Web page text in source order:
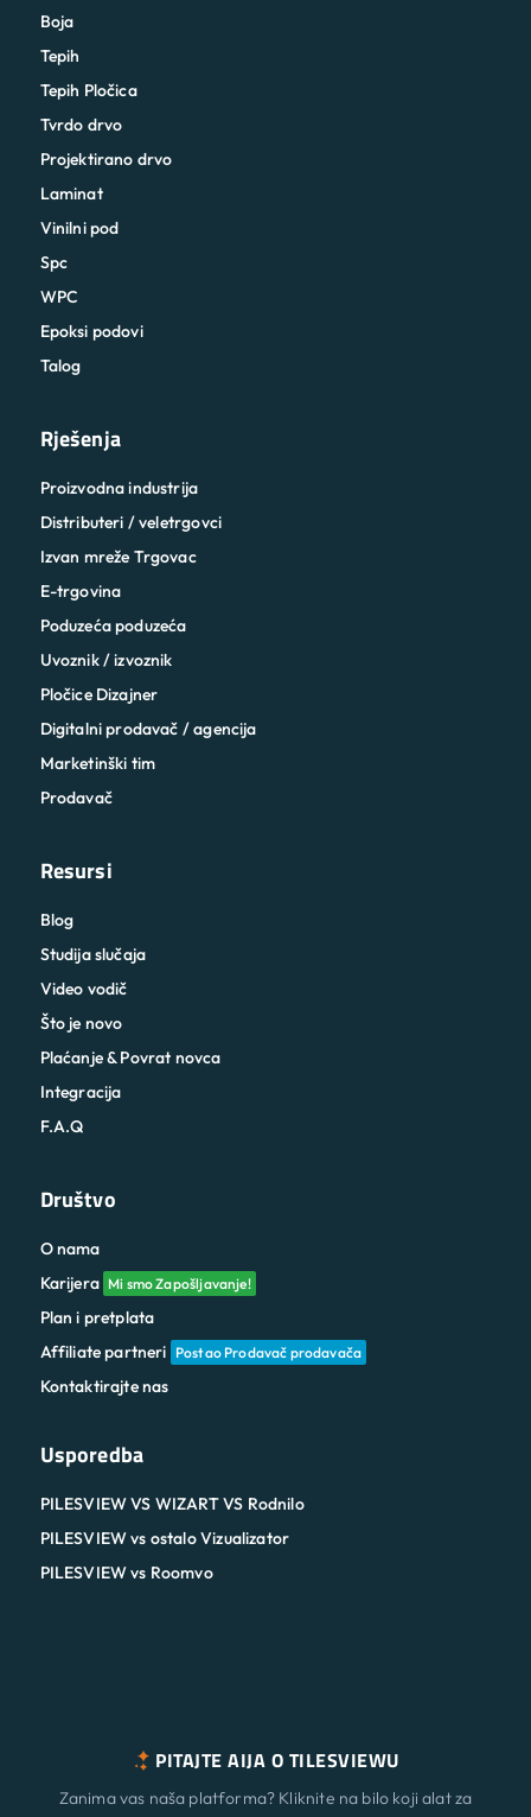
Boja
Tepih
Tepih Pločica
Tvrdo drvo
Projektirano drvo
Laminat
Vinilni pod
Spc
WPC
Epoksi podovi
Talog
Rješenja
Proizvodna industrija
Distributeri / veletrgovci
Izvan mreže Trgovac
E-trgovina
Poduzeća poduzeća
Uvoznik / izvoznik
Pločice Dizajner
Digitalni prodavač / agencija
Marketinški tim
Prodavač
Resursi
Blog
Studija slučaja
Video vodič
Što je novo
Plaćanje & Povrat novca
Integracija
F.A.Q
Društvo
O nama
Karijera Mi smo Zapošljavanje!
Plan i pretplata
Affiliate partneri Postao Prodavač prodavača
Kontaktirajte nas
Usporedba
PILESVIEW VS WIZART VS Rodnilo
PILESVIEW vs ostalo Vizualizator
PILESVIEW vs Roomvo
PITAJTE AIJA O TILESVIEWU
Zanima vas naša platforma? Kliknite na bilo koji alat za